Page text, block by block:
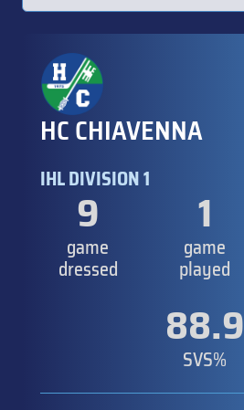
HC CHIAVENNA
IHL DIVISION 1
9
game
dressed
1
game
played
88.9
SVS%